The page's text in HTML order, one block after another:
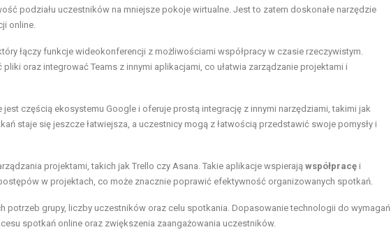
podziału uczestników na mniejsze pokoje wirtualne. Jest to zatem doskonałe narzędzie
online.
który łączy funkcje wideokonferencji z możliwościami współpracy w czasie rzeczywistym.
oraz integrować Teams z innymi aplikacjami, co ułatwia zarządzanie projektami i
jest częścią ekosystemu Google i oferuje prostą integrację z innymi narzędziami, takimi jak
staje się jeszcze łatwiejsza, a uczestnicy mogą z łatwością przedstawić swoje pomysły i
projektami, takich jak Trello czy Asana. Takie aplikacje wspierają współpracę i
w projektach, co może znacznie poprawić efektywność organizowanych spotkań.
potrzeb grupy, liczby uczestników oraz celu spotkania. Dopasowanie technologii do wymagań
spotkań online oraz zwiększenia zaangażowania uczestników.